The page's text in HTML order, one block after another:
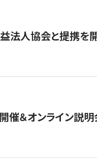
法人協会と提携を
＆オンライン説